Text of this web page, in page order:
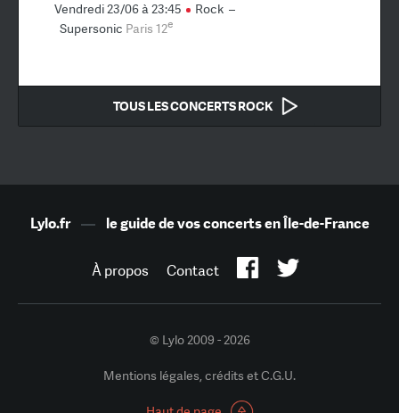
Vendredi 23/06 à 23:45 Rock –
Supersonic Paris 12e
TOUS LES CONCERTS ROCK
Lylo.fr— le guide de vos concerts en Île-de-France
À propos Contact
© Lylo 2009 - 2026
Mentions légales, crédits et C.G.U.